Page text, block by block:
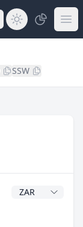
SSW
Divisa del